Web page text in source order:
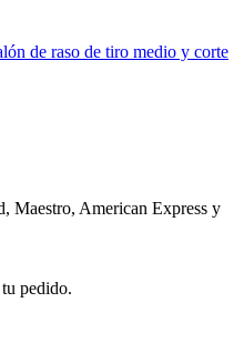
de raso de tiro medio y corte
Maestro, American Express y
pedido.